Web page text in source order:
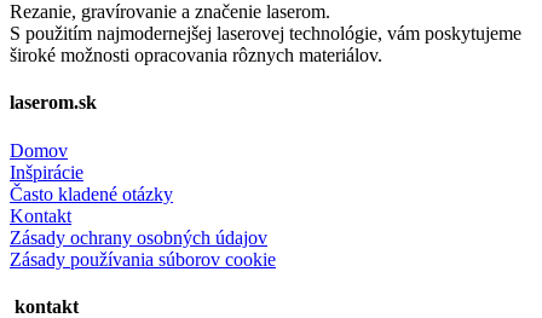
Rezanie, gravírovanie a značenie laserom.
S použitím najmodernejšej laserovej technológie, vám poskytujeme
široké možnosti opracovania rôznych materiálov.
laserom.sk
Domov
Inšpirácie
Často kladené otázky
Kontakt
Zásady ochrany osobných údajov
Zásady používania súborov cookie
kontakt